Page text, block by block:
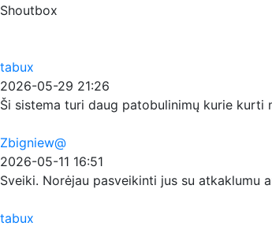
Shoutbox
tabux
2026-05-29 21:26
Ši sistema turi daug patobulinimų kurie kurti
Zbigniew@
2026-05-11 16:51
Sveiki. Norėjau pasveikinti jus su atkaklumu
tabux